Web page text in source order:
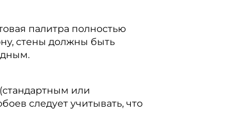
палитра полностью
стены должны быть
или
следует учитывать, что